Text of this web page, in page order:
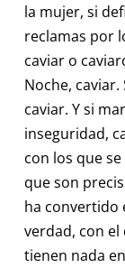
la mujer, si
reclamas por
caviar o
Noche,
caviar. Y si
inseguridad,
con los que
que son
ha convertido
verdad, con
tienen nada